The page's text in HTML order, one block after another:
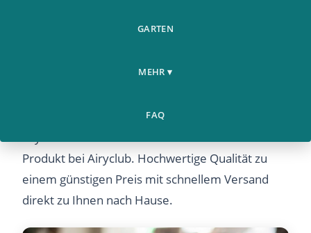
GARTEN
MEHR ▾
FAQ
Elata
50 Stuck Blazing Red Lippen Blumensamen
Produkt bei Airyclub. Hochwertige Qualität zu
einem günstigen Preis mit schnellem Versand
direkt zu Ihnen nach Hause.